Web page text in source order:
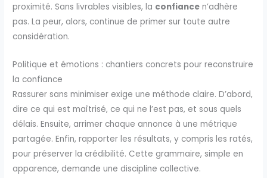
proximité. Sans livrables visibles, la confiance n’adhère
pas. La peur, alors, continue de primer sur toute autre
considération.
Politique et émotions : chantiers concrets pour reconstruire
la confiance
Rassurer sans minimiser exige une méthode claire. D’abord,
dire ce qui est maîtrisé, ce qui ne l’est pas, et sous quels
délais. Ensuite, arrimer chaque annonce à une métrique
partagée. Enfin, rapporter les résultats, y compris les ratés,
pour préserver la crédibilité. Cette grammaire, simple en
apparence, demande une discipline collective.